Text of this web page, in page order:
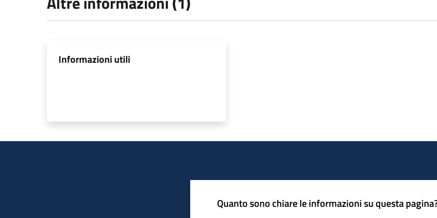
Informazioni utili
Quanto sono chiare le informazioni su questa